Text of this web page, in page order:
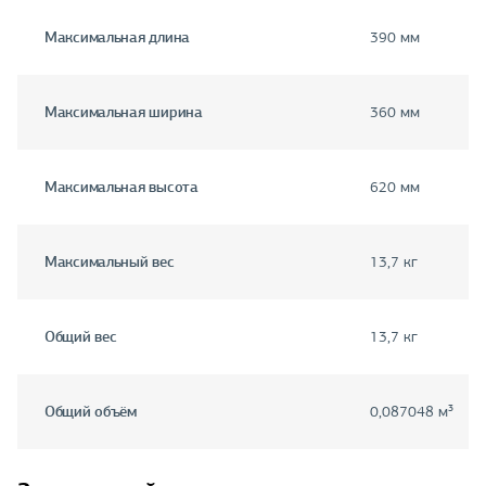
Максимальная длина 390 мм
Максимальная ширина 360 мм
Максимальная высота 620 мм
Максимальный вес 13,7 кг
Общий вес 13,7 кг
Общий объём 0,087048 м³